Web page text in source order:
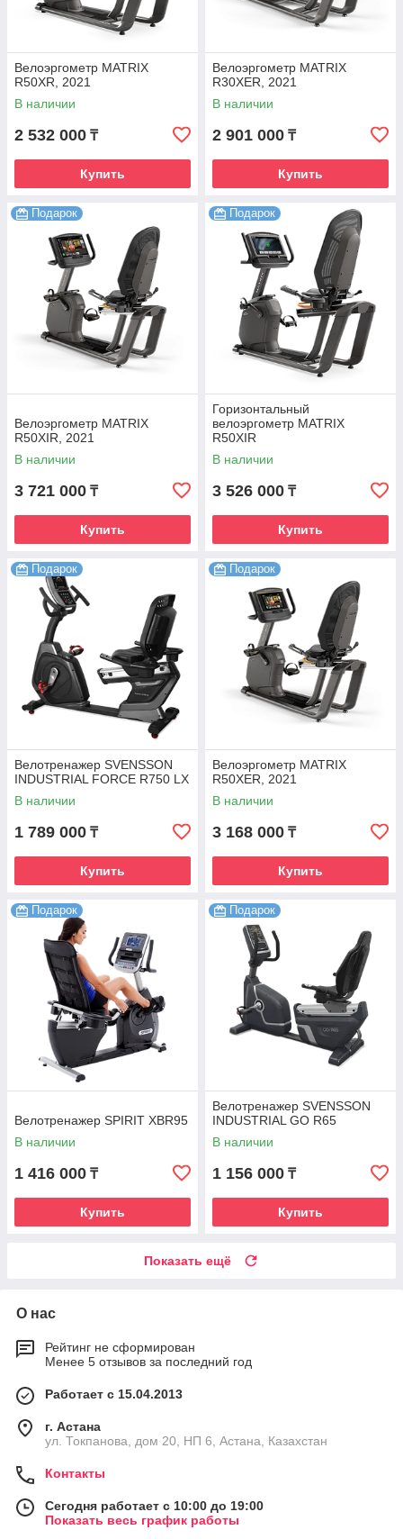
Велоэргометр MATRIX
R50XR, 2021
В наличии
2 532 000 ₸
Купить
Велоэргометр MATRIX
R30XER, 2021
В наличии
2 901 000 ₸
Купить
Подарок
Велоэргометр MATRIX
R50XIR, 2021
В наличии
3 721 000 ₸
Купить
Подарок
Горизонтальный
велоэргометр MATRIX
R50XIR
В наличии
3 526 000 ₸
Купить
Подарок
Велотренажер SVENSSON
INDUSTRIAL FORCE R750 LX
В наличии
1 789 000 ₸
Купить
Подарок
Велоэргометр MATRIX
R50XER, 2021
В наличии
3 168 000 ₸
Купить
Подарок
Велотренажер SPIRIT XBR95
В наличии
1 416 000 ₸
Купить
Подарок
Велотренажер SVENSSON
INDUSTRIAL GO R65
В наличии
1 156 000 ₸
Купить
Показать ещё
О нас
Рейтинг не сформирован
Менее 5 отзывов за последний год
Работает с 15.04.2013
г. Астана
ул. Токпанова, дом 20, НП 6, Астана, Казахстан
Контакты
Сегодня работает с 10:00 до 19:00
Показать весь график работы